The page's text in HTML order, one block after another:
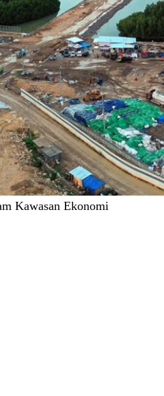
Kawasan Ekonomi